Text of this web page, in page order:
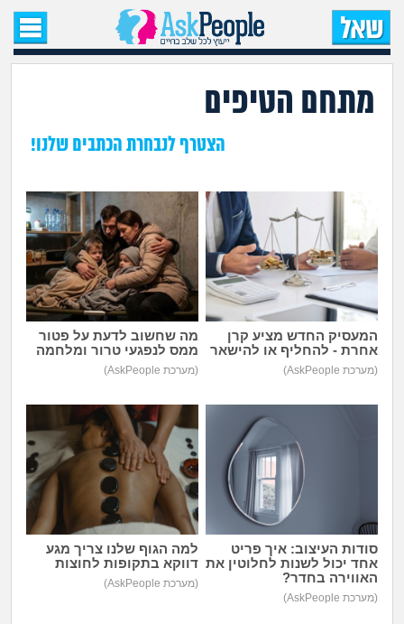
עמוד הבית
עצות חדשות
מה קורה כאן?
מתחם הטיפים
מדורים
זוגיות
היריון ולידה
הורות ומשפחה
מתבגרים
מהבקו"ם... ועד מתי?!
חיפוש שאלות
הרשמה | התחברות
מתחם הטיפים
הצטרף לנבחרת הכתבים שלנו!
המעסיק החדש מציע קרן
אחרת - להחליף או להישאר
(מערכת AskPeople)
מה שחשוב לדעת על פטור
ממס לנפגעי טרור ומלחמה
(מערכת AskPeople)
סודות העיצוב: איך פריט
אחד יכול לשנות לחלוטין את
האווירה בחדר?
(מערכת AskPeople)
למה הגוף שלנו צריך מגע
דווקא בתקופות לחוצות
(מערכת AskPeople)